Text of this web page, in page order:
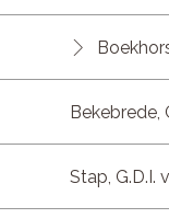
Bekebrede,
Stap, G.D.I.